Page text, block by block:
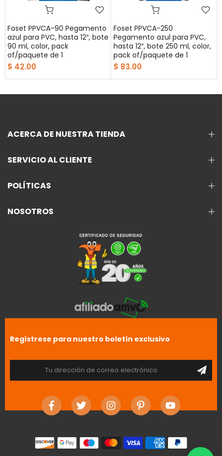
Foset PPVCA-90 Pegamento
azul para PVC, hasta 12″, bote
90 ml, color, pack
of/paquete de 1
$ 42.00
Foset PPVCA-250
Pegamento azul para PVC,
hasta 12″, bote 250 ml, color,
pack of/paquete de 1
$ 83.00
ACERCA DE NUESTRA TIENDA
SERVICIO AL CLIENTE
POLÍTICAS
NOSOTROS
Regístrese para nuestro boletín exclusivo